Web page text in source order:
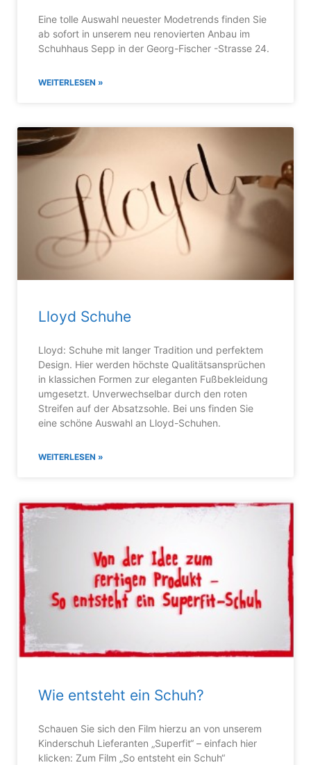
Eine tolle Auswahl neuester Modetrends finden Sie
ab sofort in unserem neu renovierten Anbau im
Schuhhaus Sepp in der Georg-Fischer -Strasse 24.
WEITERLESEN »
Lloyd Schuhe
Lloyd: Schuhe mit langer Tradition und perfektem
Design. Hier werden höchste Qualitätsansprüchen
in klassichen Formen zur eleganten Fußbekleidung
umgesetzt. Unverwechselbar durch den roten
Streifen auf der Absatzsohle. Bei uns finden Sie
eine schöne Auswahl an Lloyd-Schuhen.
WEITERLESEN »
Wie entsteht ein Schuh?
Schauen Sie sich den Film hierzu an von unserem
Kinderschuh Lieferanten „Superfit“ – einfach hier
klicken: Zum Film „So entsteht ein Schuh“